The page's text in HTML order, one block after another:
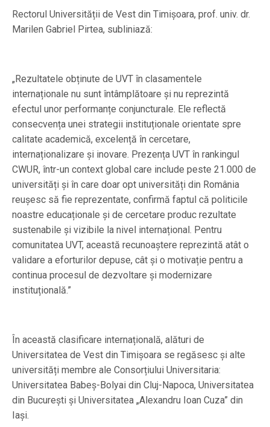
Rectorul Universității de Vest din Timișoara, prof. univ. dr.
Marilen Gabriel Pirtea, subliniază:
„Rezultatele obținute de UVT în clasamentele
internaționale nu sunt întâmplătoare și nu reprezintă
efectul unor performanțe conjuncturale. Ele reflectă
consecvența unei strategii instituționale orientate spre
calitate academică, excelență în cercetare,
internaționalizare și inovare. Prezența UVT în rankingul
CWUR, într-un context global care include peste 21.000 de
universități și în care doar opt universități din România
reușesc să fie reprezentate, confirmă faptul că politicile
noastre educaționale și de cercetare produc rezultate
sustenabile și vizibile la nivel internațional. Pentru
comunitatea UVT, această recunoaștere reprezintă atât o
validare a eforturilor depuse, cât și o motivație pentru a
continua procesul de dezvoltare și modernizare
instituțională.”
În această clasificare internațională, alături de
Universitatea de Vest din Timișoara se regăsesc și alte
universități membre ale Consorțiului Universitaria:
Universitatea Babeș-Bolyai din Cluj-Napoca, Universitatea
din București și Universitatea „Alexandru Ioan Cuza” din
Iași.